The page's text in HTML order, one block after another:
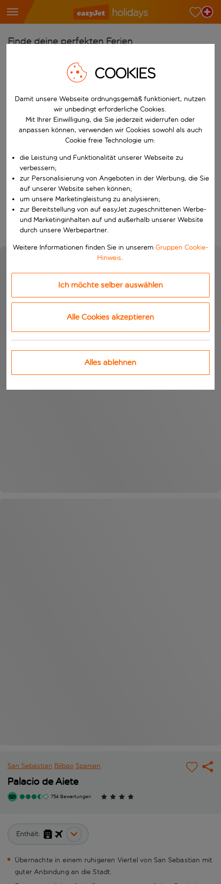
Finde deine perfekten Ferien
Wähle deine Flughäfen
Beginne mit der Eingabe für die automatische
Reiseziele finden
Nach
W&auml;hle ein Ab- und R&uuml;ckflugdatum aus.
Wähle deine Reisedaten
Wann
Wer
Suchen
San Sebastian Bilbao Spanien
Palacio de Aiete
754 Bewertungen
Enthält:
Übernachte in einem ruhigeren Viertel von San Sebastian mit
guter Anbindung an die Stadt.
COOKIES
Damit unsere Webseite ordnungsgemäß funktioniert, nutzen
wir unbedingt erforderliche Cookies.
Mit Ihrer Einwilligung, die Sie jederzeit widerrufen oder
anpassen können, verwenden wir Cookies sowohl als auch
Cookie freie Technologie um:
die Leistung und Funktionalität unserer Webseite zu
verbessern;
zur Personalisierung von Angeboten in der Werbung, die Sie
auf unserer Website sehen können;
um unsere Marketingleistung zu analysieren;
zur Bereitstellung von auf easyJet zugeschnittenen Werbe-
und Marketinginhalten auf und außerhalb unserer Website
durch unsere Werbepartner.
Weitere Informationen finden Sie in unserem Gruppen Cookie-
Hinweis.
Ich möchte selber auswählen
Alle Cookies akzeptieren
Alles ablehnen